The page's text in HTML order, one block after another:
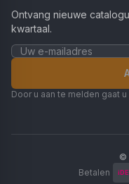
Ontvang nieuwe
kwartaal.
Door u aan te melden gaat
©
Betalen